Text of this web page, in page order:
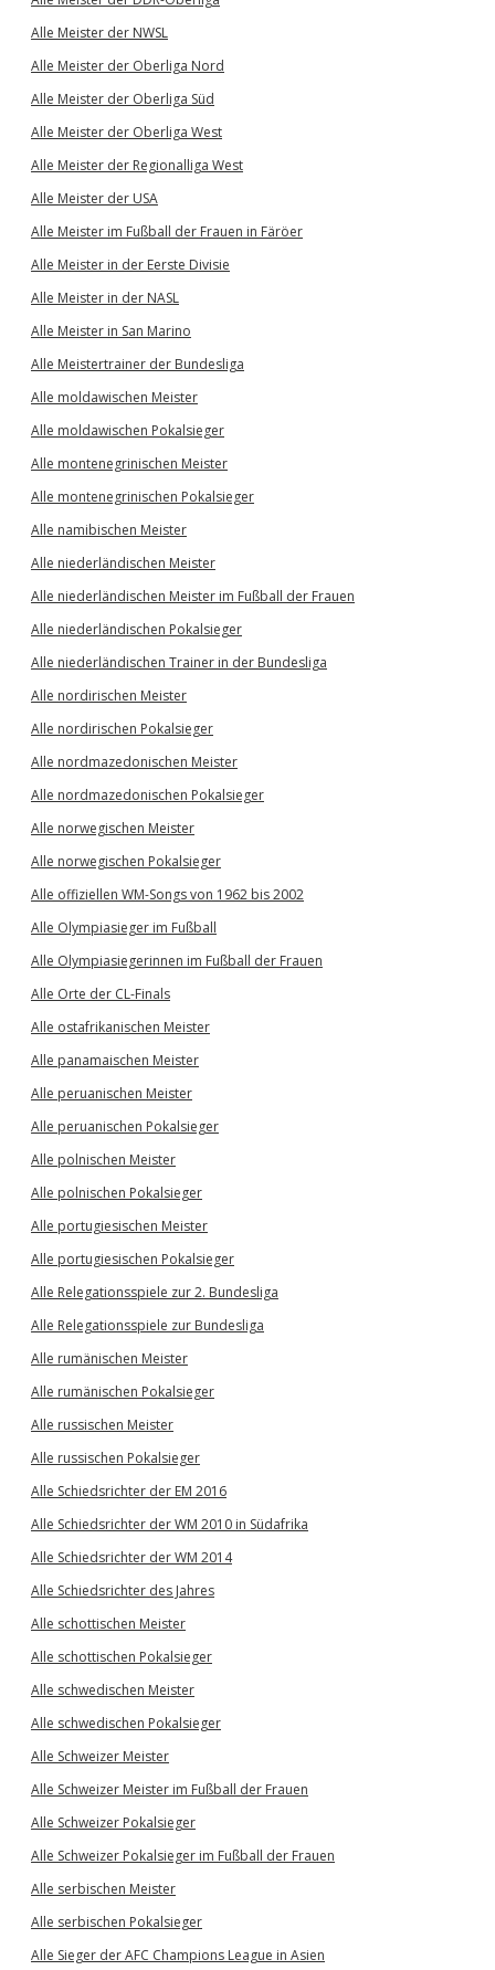
Alle Meister der NWSL
Alle Meister der Oberliga Nord
Alle Meister der Oberliga Süd
Alle Meister der Oberliga West
Alle Meister der Regionalliga West
Alle Meister der USA
Alle Meister im Fußball der Frauen in Färöer
Alle Meister in der Eerste Divisie
Alle Meister in der NASL
Alle Meister in San Marino
Alle Meistertrainer der Bundesliga
Alle moldawischen Meister
Alle moldawischen Pokalsieger
Alle montenegrinischen Meister
Alle montenegrinischen Pokalsieger
Alle namibischen Meister
Alle niederländischen Meister
Alle niederländischen Meister im Fußball der Frauen
Alle niederländischen Pokalsieger
Alle niederländischen Trainer in der Bundesliga
Alle nordirischen Meister
Alle nordirischen Pokalsieger
Alle nordmazedonischen Meister
Alle nordmazedonischen Pokalsieger
Alle norwegischen Meister
Alle norwegischen Pokalsieger
Alle offiziellen WM-Songs von 1962 bis 2002
Alle Olympiasieger im Fußball
Alle Olympiasiegerinnen im Fußball der Frauen
Alle Orte der CL-Finals
Alle ostafrikanischen Meister
Alle panamaischen Meister
Alle peruanischen Meister
Alle peruanischen Pokalsieger
Alle polnischen Meister
Alle polnischen Pokalsieger
Alle portugiesischen Meister
Alle portugiesischen Pokalsieger
Alle Relegationsspiele zur 2. Bundesliga
Alle Relegationsspiele zur Bundesliga
Alle rumänischen Meister
Alle rumänischen Pokalsieger
Alle russischen Meister
Alle russischen Pokalsieger
Alle Schiedsrichter der EM 2016
Alle Schiedsrichter der WM 2010 in Südafrika
Alle Schiedsrichter der WM 2014
Alle Schiedsrichter des Jahres
Alle schottischen Meister
Alle schottischen Pokalsieger
Alle schwedischen Meister
Alle schwedischen Pokalsieger
Alle Schweizer Meister
Alle Schweizer Meister im Fußball der Frauen
Alle Schweizer Pokalsieger
Alle Schweizer Pokalsieger im Fußball der Frauen
Alle serbischen Meister
Alle serbischen Pokalsieger
Alle Sieger der AFC Champions League in Asien